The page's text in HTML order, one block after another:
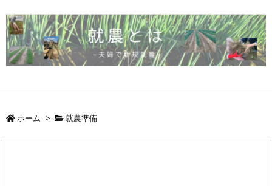
ホーム > 就農準備